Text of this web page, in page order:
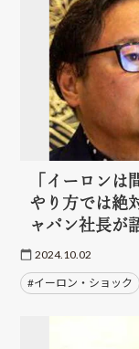
「イーロンは
やり方では絶
ャパン社長が
2024.10.02
#イーロン・ショック